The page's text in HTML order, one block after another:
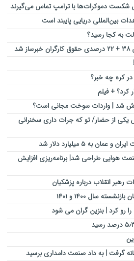
دموکرات‌ها با ترامپ تماس می‌گیرند
بین‌المللی دریایی پایبند است
به کجا رسید؟
کره چه خبر؟
+ فیلم
شد | واردات سوخت مجانی است؟
یکی از حضار/ تو که جرات داری سخنرانی
به ۵ میلیارد دلار شد
هوایی طراحی شد| برنامه‌ریزی افزایش
انقلاب درباره پزشکیان
سال ۱۴۰۰ و ۱۴۰۱
کرد | بنزین گران می شود
گرفت | به داد صنعت دامداری برسید